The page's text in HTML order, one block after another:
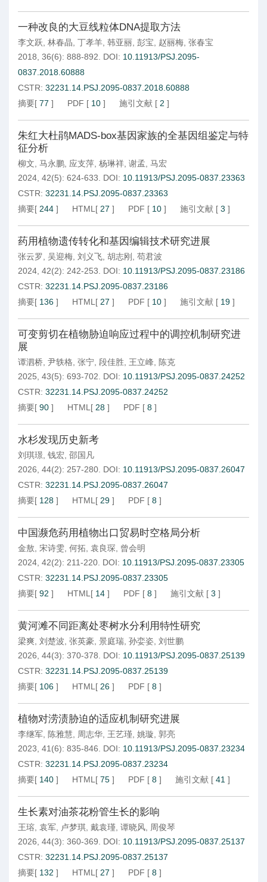
一种改良的大豆线粒体DNA提取方法
李文跃 林春晶 丁孝羊 韩亚丽 彭宝 赵丽梅 张春宝
2018, 36(6): 888-892.
DOI: 10.11913/PSJ.2095-
0837.2018.60888
CSTR: 32231.14.PSJ.2095-0837.2018.60888
摘要[ 77 ] PDF [ 10 ] 施引文献 [ 2 ]
朱红大杜鹃MADS-box基因家族的全基因组鉴定与特
征分析
柳文 马永鹏 应支萍 杨琳祥 谢孟 马宏
2024, 42(5): 624-633.
DOI: 10.11913/PSJ.2095-0837.23363
CSTR: 32231.14.PSJ.2095-0837.23363
摘要[ 244 ] HTML [ 27 ] PDF [ 10 ] 施引文献 [ 3 ]
药用植物遗传转化和基因编辑技术研究进展
张云罗 吴迎梅 刘义飞 胡志刚
苟君波
2024, 42(2): 242-253.
DOI: 10.11913/PSJ.2095-0837.23186
CSTR: 32231.14.PSJ.2095-0837.23186
摘要[ 136 ] HTML [ 27 ] PDF [ 10 ] 施引文献 [ 19 ]
可变剪切在植物胁迫响应过程中的调控机制研究进
展
谭泗桥 尹轶格 张宁 段佳胜 王立峰
陈克
2025, 43(5): 693-702.
DOI: 10.11913/PSJ.2095-0837.24252
CSTR: 32231.14.PSJ.2095-0837.24252
摘要[ 90 ] HTML [ 28 ] PDF [ 8 ]
水杉发现历史新考
刘琪璟 钱宏 邵国凡
2026, 44(2): 257-280. DOI: 10.11913/PSJ.2095-0837.26047
CSTR: 32231.14.PSJ.2095-0837.26047
摘要[ 128 ] HTML [ 29 ] PDF [ 8 ]
中国濒危药用植物出口贸易时空格局分析
金敖 宋诗雯 何拓 袁良琛
曾会明
2024, 42(2): 211-220. DOI: 10.11913/PSJ.2095-0837.23305
CSTR: 32231.14.PSJ.2095-0837.23305
摘要[ 92 ] HTML [ 14 ] PDF [ 8 ] 施引文献 [ 3 ]
黄河滩不同距离处枣树水分利用特性研究
梁爽 刘楚波 张英豪 景庭瑞 孙娈姿 刘世鹏
2026, 44(3): 370-378.
DOI: 10.11913/PSJ.2095-0837.25139
CSTR: 32231.14.PSJ.2095-0837.25139
摘要[ 106 ] HTML [ 26 ] PDF [ 8 ]
植物对涝渍胁迫的适应机制研究进展
李继军 陈雅慧 周志华 王艺瑾 姚璇 郭亮
2023, 41(6): 835-846.
DOI: 10.11913/PSJ.2095-0837.23234
CSTR: 32231.14.PSJ.2095-0837.23234
摘要[ 140 ] HTML [ 75 ] PDF [ 8 ] 施引文献 [ 41 ]
生长素对油茶花粉管生长的影响
王瑢 袁军 卢梦琪 戴袁瑾 谭晓风
周俊琴
2026, 44(3): 360-369.
DOI: 10.11913/PSJ.2095-0837.25137
CSTR: 32231.14.PSJ.2095-0837.25137
摘要[ 132 ] HTML [ 27 ] PDF [ 8 ]